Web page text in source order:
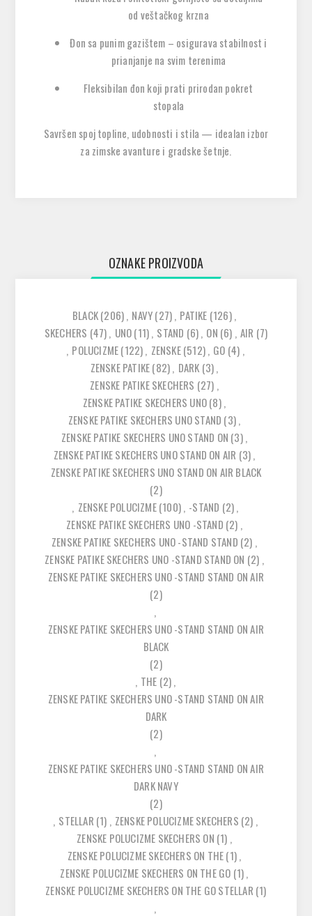
od veštačkog krzna
Đon sa punim gazištem – osigurava stabilnost i
prianjanje na svim terenima
Fleksibilan đon koji prati prirodan pokret
stopala
Savršen spoj topline, udobnosti i stila — idealan izbor
za zimske avanture i gradske šetnje.
OZNAKE PROIZVODA
BLACK(206), NAVY(27), PATIKE (126),
SKECHERS (47), UNO(11), STAND (6), ON (6) , AIR (7)
, POLUCIZME(122), ZENSKE(512), GO (4) ,
ZENSKE PATIKE(82), DARK (3),
ZENSKE PATIKE SKECHERS (27) ,
ZENSKE PATIKE SKECHERS UNO(8),
ZENSKE PATIKE SKECHERS UNO STAND (3),
ZENSKE PATIKE SKECHERS UNO STAND ON (3),
ZENSKE PATIKE SKECHERS UNO STAND ON AIR (3),
ZENSKE PATIKE SKECHERS UNO STAND ON AIR BLACK
(2)
, ZENSKE POLUCIZME(100), -STAND (2),
ZENSKE PATIKE SKECHERS UNO -STAND (2) ,
ZENSKE PATIKE SKECHERS UNO -STAND STAND (2) ,
ZENSKE PATIKE SKECHERS UNO -STAND STAND ON (2) ,
ZENSKE PATIKE SKECHERS UNO -STAND STAND ON AIR
(2)
,
ZENSKE PATIKE SKECHERS UNO -STAND STAND ON AIR
BLACK
(2)
, THE (2),
ZENSKE PATIKE SKECHERS UNO -STAND STAND ON AIR
DARK
(2)
,
ZENSKE PATIKE SKECHERS UNO -STAND STAND ON AIR
DARK NAVY
(2)
, STELLAR (1) , ZENSKE POLUCIZME SKECHERS (2) ,
ZENSKE POLUCIZME SKECHERS ON (1) ,
ZENSKE POLUCIZME SKECHERS ON THE(1),
ZENSKE POLUCIZME SKECHERS ON THE GO (1),
ZENSKE POLUCIZME SKECHERS ON THE GO STELLAR (1)
,